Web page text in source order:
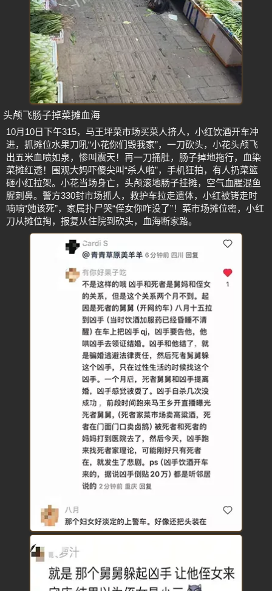
头颅飞肠子掉菜摊血海
10月10日下午315，马王坪菜市场买菜人挤人，小红饮酒开车冲
进，抓摊位水果刀吼“小花你们毁我家”，一刀砍头，小花头颅飞
出五米血喷如泉，惨叫震天！再一刀捅肚，肠子掉地拖行，血染
菜摊红透！围观大妈吓傻尖叫“杀人啦”，手机狂拍，有人扔菜篮
砸小红拉架。小花当场身亡，头颅滚地肠子挂摊，空气血腥混鱼
腥刺鼻。警方330封市场抓人，救护车拉走遗体，小红被铐走时
喃喃“她该死”，家属扑尸哭“侄女你咋没了”！菜市场摊位密，小红
刀从摊位掏，报复从住院到砍头，血海断家路。